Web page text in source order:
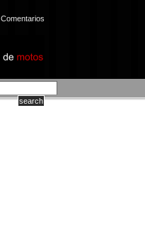
Comentarios